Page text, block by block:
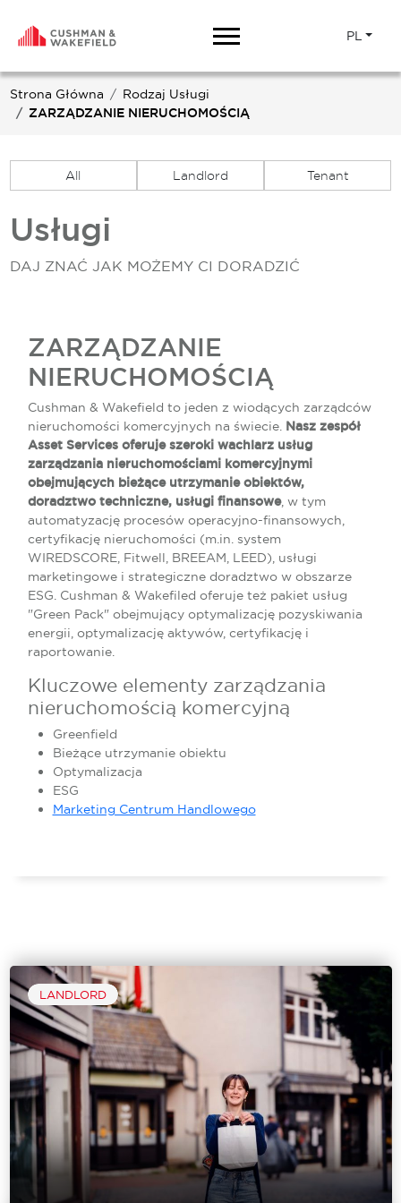
PL
Strona Główna
Rodzaj Usługi
ZARZĄDZANIE NIERUCHOMOŚCIĄ
All Landlord Tenant
Usługi
DAJ ZNAĆ JAK MOŻEMY CI DORADZIĆ
ZARZĄDZANIE
NIERUCHOMOŚCIĄ
Cushman & Wakefield to jeden z wiodących zarządców
nieruchomości komercyjnych na świecie. Nasz zespół
Asset Services oferuje szeroki wachlarz usług
zarządzania nieruchomościami komercyjnymi
obejmujących bieżące utrzymanie obiektów,
doradztwo techniczne, usługi finansowe, w tym
automatyzację procesów operacyjno-finansowych,
certyfikację nieruchomości (m.in. system
WIREDSCORE, Fitwell, BREEAM, LEED), usługi
marketingowe i strategiczne doradztwo w obszarze
ESG. Cushman & Wakefiled oferuje też pakiet usług
"Green Pack" obejmujący optymalizację pozyskiwania
energii, optymalizację aktywów, certyfikację i
raportowanie.
Kluczowe elementy zarządzania
nieruchomością komercyjną
Greenfield
Bieżące utrzymanie obiektu
Optymalizacja
ESG
Marketing Centrum Handlowego
LANDLORD